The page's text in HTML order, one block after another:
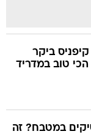
קיפניס ביקר
טוב במדריד
במטבח? זה